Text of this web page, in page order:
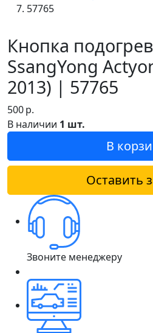
57765
Кнопка
SsangYong
2013) | 57765
500р.
В наличии 1 шт.
В
Оставить
Звоните менеджеру